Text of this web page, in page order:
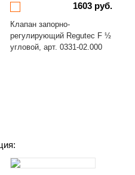
1603 руб.
Клапан запорно-
регулирующий Regutec F ½
угловой, арт. 0331-02.000